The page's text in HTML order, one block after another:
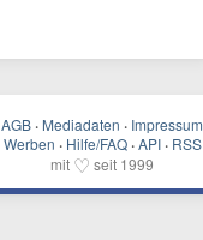
AGB · Mediadaten · Impressum
Werben · Hilfe/FAQ · API · RSS
mit ♡ seit 1999